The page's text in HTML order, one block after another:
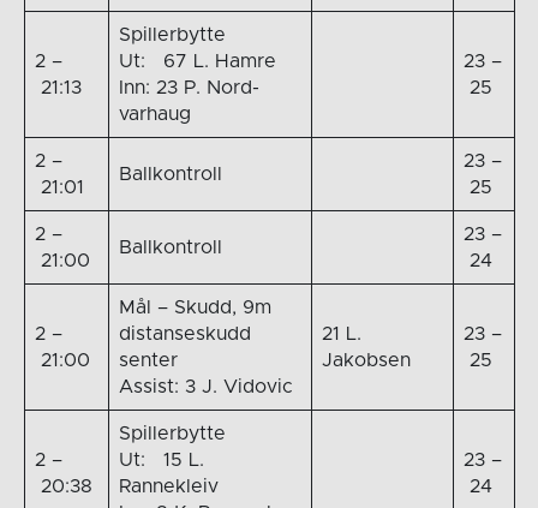
2 –
21:13
Spillerbytte
Ut: 67 L. Hamre
Inn: 23 P. Nord-
varhaug
23 –
25
2 –
21:01
Ballkontroll
23 –
25
2 –
21:00
Ballkontroll
23 –
24
2 –
21:00
Mål – Skudd, 9m
distanseskudd
senter
Assist: 3 J. Vidovic
21 L.
Jakobsen
23 –
25
2 –
20:38
Spillerbytte
Ut: 15 L.
Rannekleiv
23 –
24